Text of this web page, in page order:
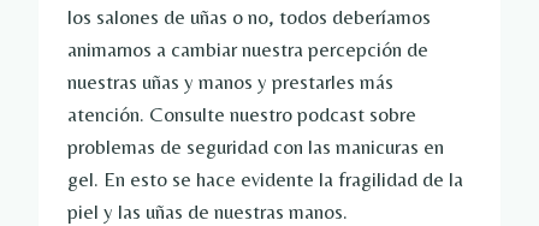
los salones de uñas o no, todos deberíamos
animarnos a cambiar nuestra percepción de
nuestras uñas y manos y prestarles más
atención. Consulte nuestro podcast sobre
problemas de seguridad con las manicuras en
gel. En esto se hace evidente la fragilidad de la
piel y las uñas de nuestras manos.